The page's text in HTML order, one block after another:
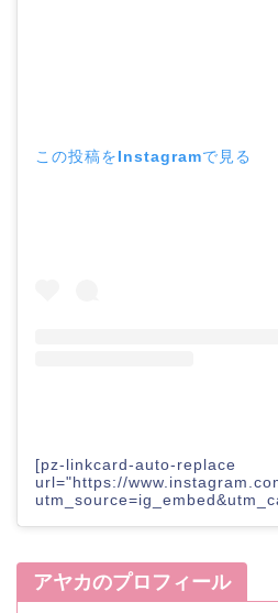
この投稿をInstagramで見る
[pz-linkcard-auto-replace
url="https://
アヤカのプロフィール